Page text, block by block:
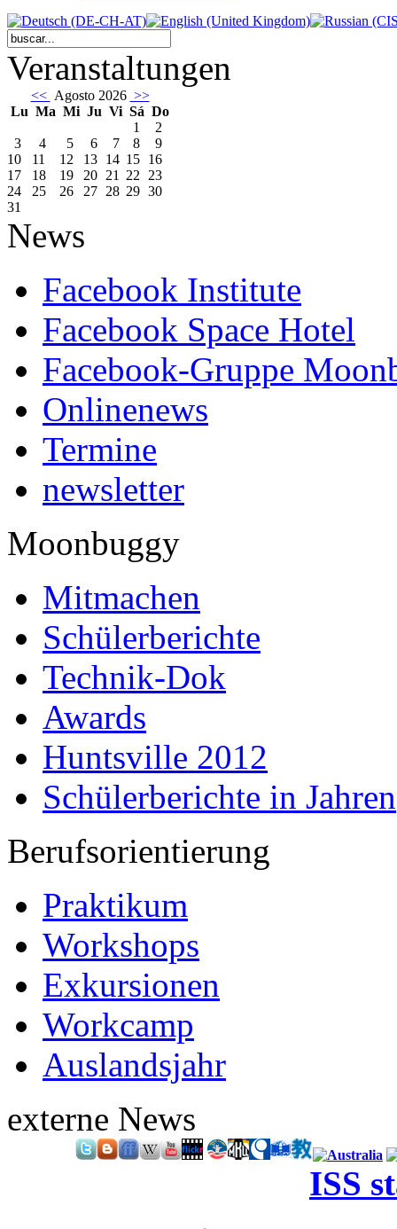
Veranstaltungen
<< Agosto 2026 >>
Lu Ma Mi Ju Vi Sá Do
1
2
3
4 5 6 7 8
9
10
11 12 13 14 15 16
17
18 19 20 21 22 23
24
25 26 27 28 29 30
31
News
Facebook Institute
Facebook Space Hotel
Facebook-Gruppe
Onlinenews
Termine
newsletter
Moonbuggy
Mitmachen
Schülerberichte
Technik-Dok
Awards
Huntsville 2012
Schülerberichte in Jahren
Berufsorientierung
Praktikum
Workshops
Exkursionen
Workcamp
Auslandsjahr
externe News
ISS